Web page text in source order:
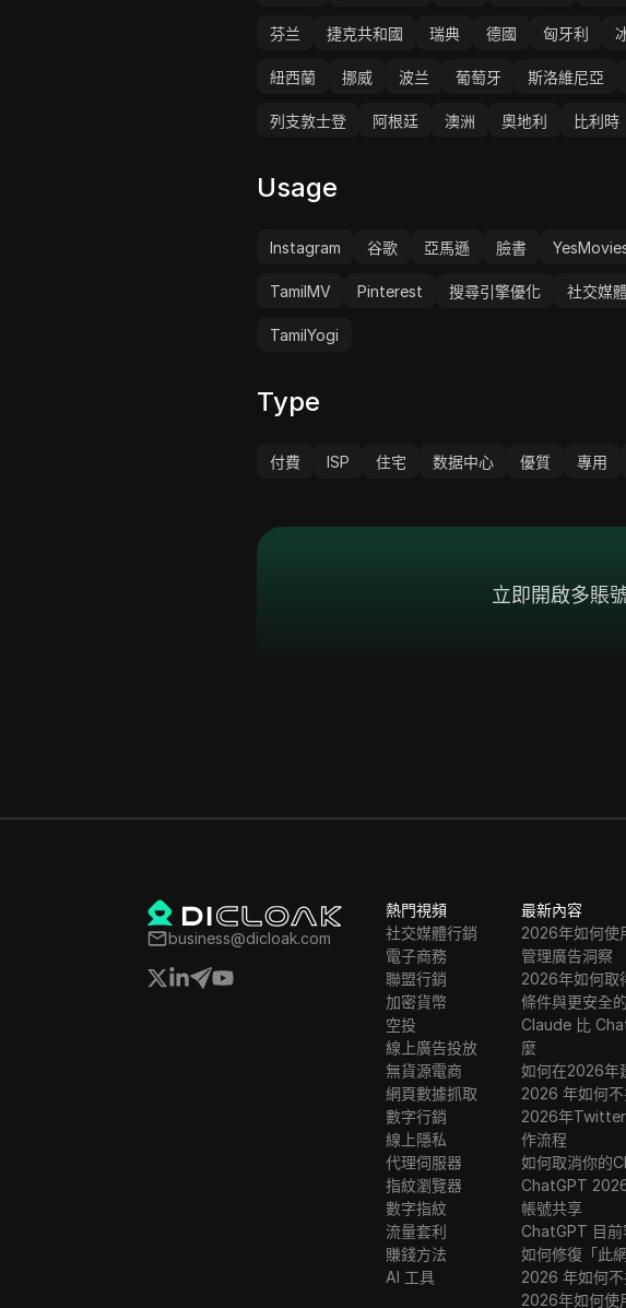
芬兰 捷克共和國 瑞典 德國 匈牙利
紐西蘭 挪威 波兰 葡萄牙 斯洛維尼亞
列支敦士登 阿根廷 澳洲 奧地利 比利時
Usage
Instagram 谷歌 亞馬遜 臉書
TamilMV Pinterest 搜尋引擎優化 社交媒體
TamilYogi
Type
付費 ISP 住宅 数据中心 優質 專用
立即開啟多賬
business@dicloak.com
熱門視頻
社交媒體行銷
電子商務
聯盟行銷
加密貨幣
空投
線上廣告投放
無貨源電商
網頁數據抓取
數字行銷
線上隱私
代理伺服器
指紋瀏覽器
數字指紋
流量套利
賺錢方法
AI 工具
最新內容
2026年如何使
管理廣告洞察
2026年如何取
條件與更安全
Claude 比
麼
如何在2026年
2026 年如何
2026年Twitter
作流程
如何取消你的
ChatGPT
帳號共享
ChatGPT 目
如何修復「此
2026 年如何
2026年如何